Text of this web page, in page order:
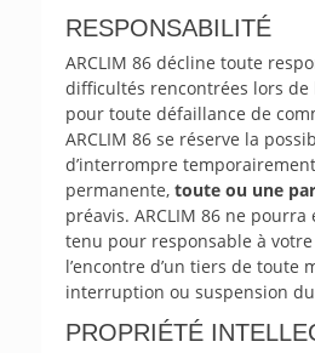
RESPONSABILITÉ
ARCLIM 86 décline toute
difficultés rencontrées lors de
pour toute défaillance de
ARCLIM 86 se réserve la
d’interrompre
permanente, toute ou une
préavis. ARCLIM 86 ne
tenu pour responsable à
l’encontre d’un tiers de toute
interruption ou suspension
PROPRIÉTÉ